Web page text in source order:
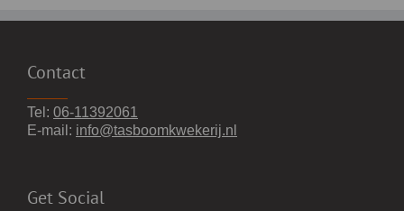
Contact
Tel: 06-11392061
E-mail: info@tasboomkwekerij.nl
Get Social